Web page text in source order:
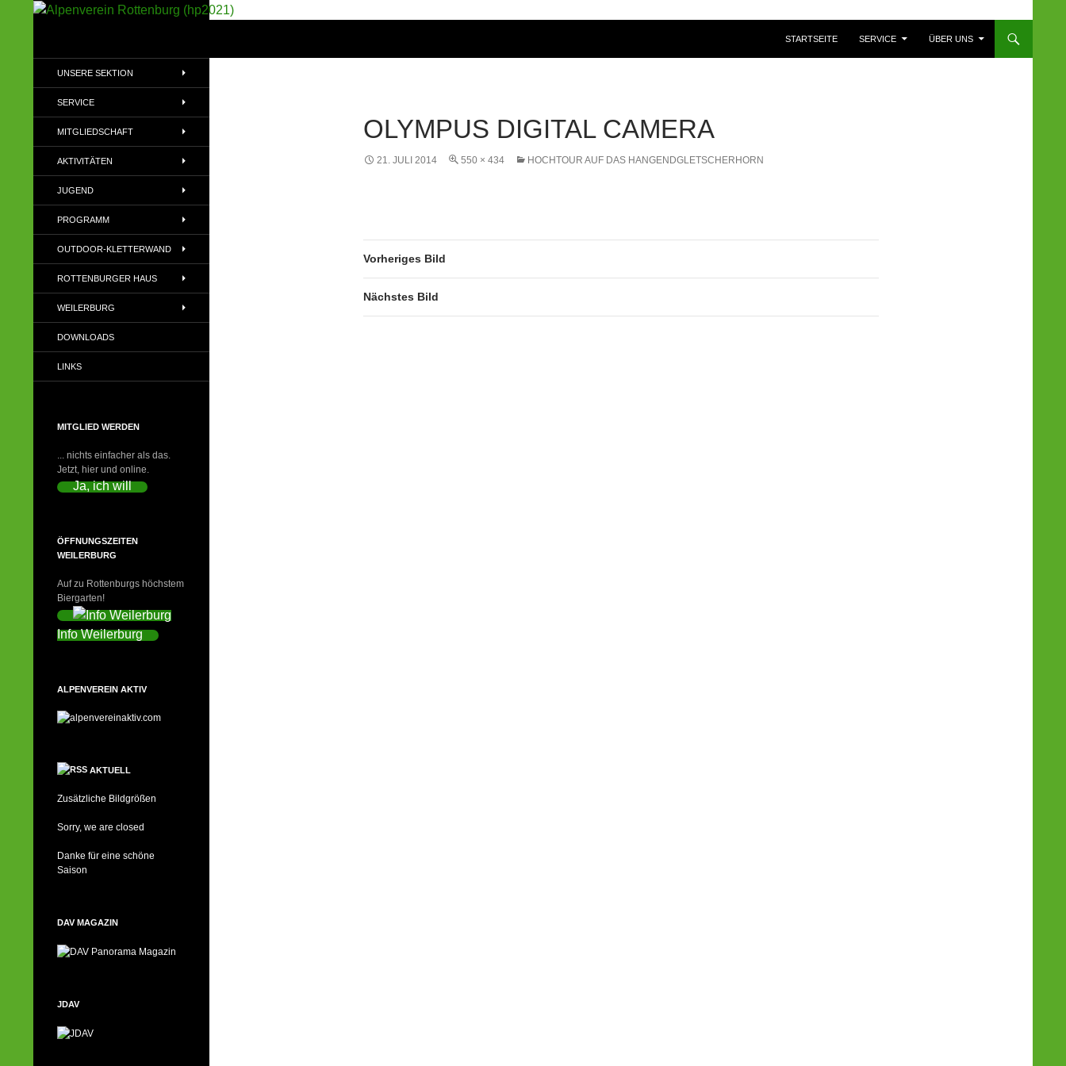
STARTSEITE
SERVICE ÜBER UNS
OLYMPUS DIGITAL CAMERA
21. JULI 2014 550 × 434 HOCHTOUR AUF DAS HANGENDGLETSCHERHORN
Vorheriges Bild
Nächstes Bild
(DAV)
UNSERE SEKTION
SERVICE
MITGLIEDSCHAFT
AKTIVITÄTEN
JUGEND
PROGRAMM
OUTDOOR-KLETTERWAND
ROTTENBURGER HAUS
WEILERBURG
DOWNLOADS
LINKS
MITGLIED WERDEN
... nichts einfacher als das.
Jetzt, hier und online.
Ja, ich will
ÖFFNUNGSZEITEN
WEILERBURG
Auf zu Rottenburgs höchstem
Biergarten!
Info Weilerburg
ALPENVEREIN AKTIV
AKTUELL
Zusätzliche Bildgrößen
Sorry, we are closed
Danke für eine schöne
Saison
DAV MAGAZIN
JDAV